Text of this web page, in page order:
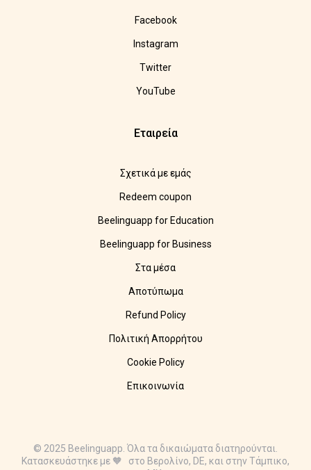
Facebook
Instagram
Twitter
YouTube
Εταιρεία
Σχετικά με εμάς
Redeem coupon
Beelinguapp for Education
Beelinguapp for Business
Στα μέσα
Αποτύπωμα
Refund Policy
Πολιτική Απορρήτου
Cookie Policy
Επικοινωνία
© 2025 Beelinguapp. Όλα τα δικαιώματα διατηρούνται.
Κατασκευάστηκε με 🧡 στο Βερολίνο, DE, και στην Τάμπικο,